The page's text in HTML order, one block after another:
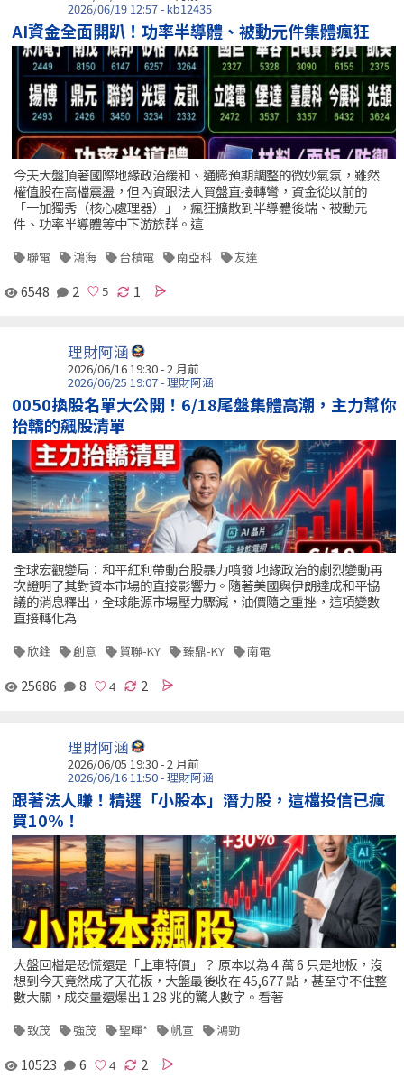
2026/06/19 12:57 - kb12435
AI資金全面開趴！功率半導體、被動元件集體瘋狂
今天大盤頂著國際地緣政治緩和、通膨預期調整的微妙氣氛，雖然
權值股在高檔震盪，但內資跟法人買盤直接轉彎，資金從以前的
「一加獨秀（核心處理器）」，瘋狂擴散到半導體後端、被動元
件、功率半導體等中下游族群。這
聯電 鴻海 台積電 南亞科 友達
6548 2 1
理財阿涵
2026/06/16 19:30 - 2 月前
2026/06/25 19:07 - 理財阿涵
0050換股名單大公開！6/18尾盤集體高潮，主力幫你
抬轎的飆股清單
全球宏觀變局：和平紅利帶動台股暴力噴發 地緣政治的劇烈變動再
次證明了其對資本市場的直接影響力。隨著美國與伊朗達成和平協
議的消息釋出，全球能源市場壓力驟減，油價隨之重挫，這項變數
直接轉化為
欣銓 創意 貿聯-KY 臻鼎-KY 南電
25686 8 2
理財阿涵
2026/06/05 19:30 - 2 月前
2026/06/16 11:50 - 理財阿涵
跟著法人賺！精選「小股本」潛力股，這檔投信已瘋
買10%！
大盤回檔是恐慌還是「上車特價」？ 原本以為 4 萬 6 只是地板，沒
想到今天竟然成了天花板，大盤最後收在 45,677 點，甚至守不住整
數大關，成交量還爆出 1.28 兆的驚人數字。看著
致茂 強茂 聖暉* 帆宣 鴻勁
10523 6 2